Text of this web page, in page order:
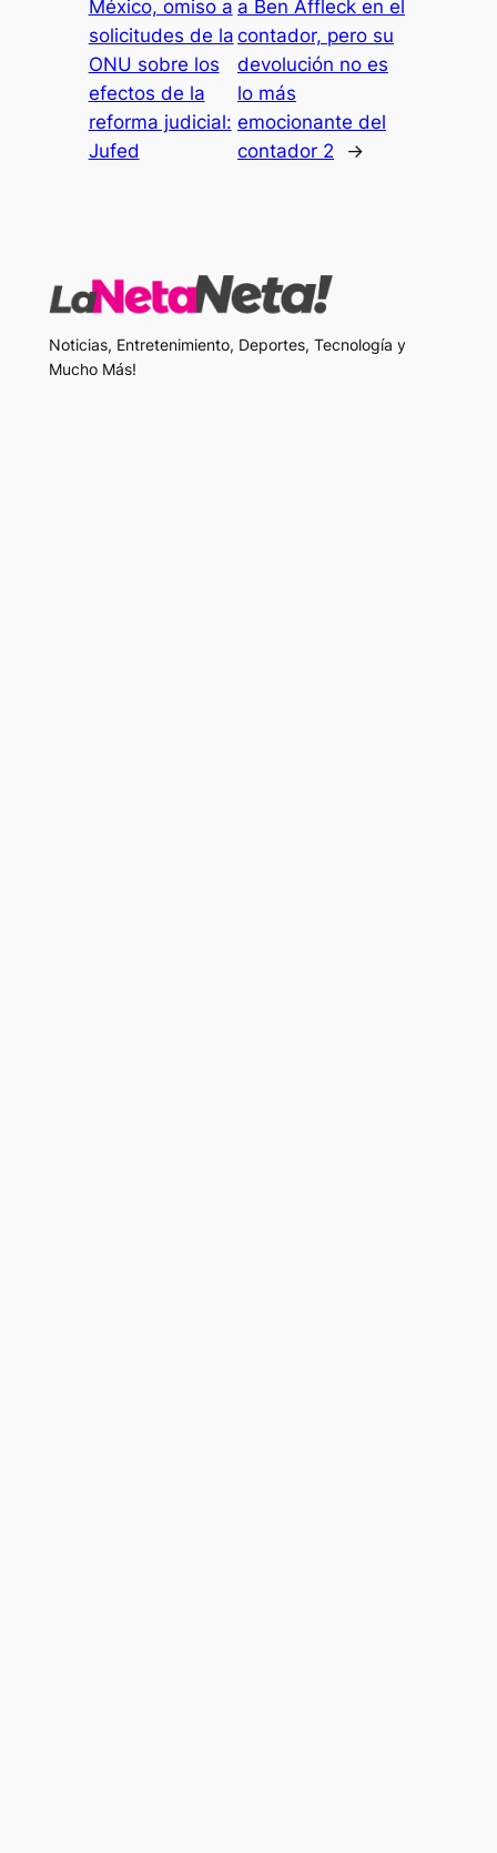
México, omiso a
solicitudes de la
ONU sobre los
efectos de la
reforma judicial:
Jufed
a Ben Affleck en el
contador, pero su
devolución no es
lo más
emocionante del
contador 2
→
Noticias, Entretenimiento, Deportes, Tecnología y
Mucho Más!